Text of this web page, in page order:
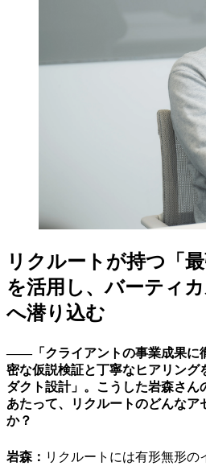
リクルートが持つ「
を活用し、バーティ
へ潜り込む
――「クライアントの事業成果に
密な仮説検証と丁寧なヒアリング
ダクト設計」。こうした岩森さん
あたって、リクルートのどんなア
か？
岩森： リクルートには有形無形